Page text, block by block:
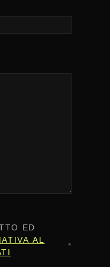
ED
AL
*